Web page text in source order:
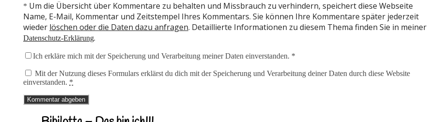
* Um die Übersicht über Kommentare zu behalten und Missbrauch zu verhindern, speichert diese Webseite
Name, E-Mail, Kommentar und Zeitstempel Ihres Kommentars. Sie können Ihre Kommentare später jederzeit
wieder löschen oder die Daten dazu anfragen. Detaillierte Informationen zu diesem Thema finden Sie in meiner
Datenschutz-Erklärung.
Ich erkläre mich mit der Speicherung und Verarbeitung meiner Daten einverstanden. *
Mit der Nutzung dieses Formulars erklärst du dich mit der Speicherung und Verarbeitung deiner Daten durch diese Website
einverstanden. *